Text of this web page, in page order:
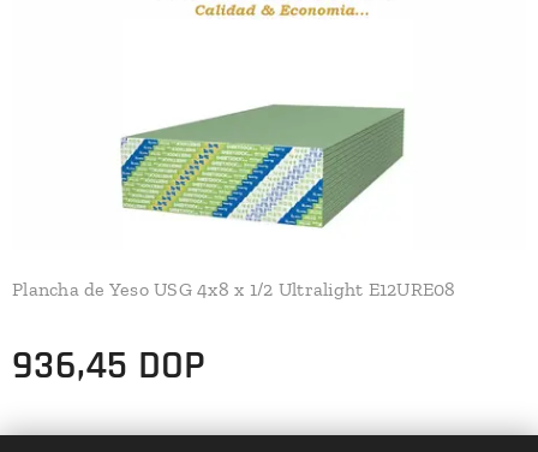
Plancha de Yeso USG 4x8 x 1/2 Ultralight E12URE08
936,45 DOP